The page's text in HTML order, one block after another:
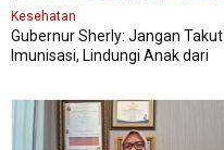
Kesehatan
Gubernur Sherly: Jangan Takut
Imunisasi, Lindungi Anak dari